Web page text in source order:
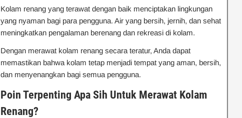
Kolam renang yang terawat dengan baik menciptakan lingkungan
yang nyaman bagi para pengguna. Air yang bersih, jernih, dan sehat
meningkatkan pengalaman berenang dan rekreasi di kolam.
Dengan merawat kolam renang secara teratur, Anda dapat
memastikan bahwa kolam tetap menjadi tempat yang aman, bersih,
dan menyenangkan bagi semua pengguna.
Poin Terpenting Apa Sih Untuk Merawat Kolam
Renang?